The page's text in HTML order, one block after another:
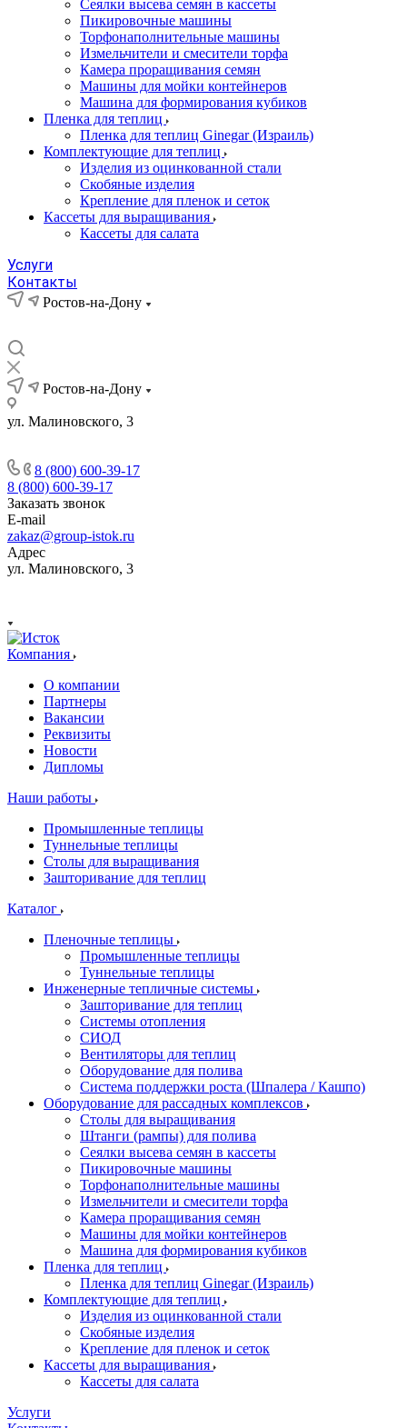
Сеялки высева семян в кассеты
Пикировочные машины
Торфонаполнительные машины
Измельчители и смесители торфа
Камера проращивания семян
Машины для мойки контейнеров
Машина для формирования кубиков
Пленка для теплиц
Пленка для теплиц Ginegar (Израиль)
Комплектующие для теплиц
Изделия из оцинкованной стали
Скобяные изделия
Крепление для пленок и сеток
Кассеты для выращивания
Кассеты для салата
Услуги
Контакты
Ростов-на-Дону
Ростов-на-Дону
ул. Малиновского, 3
8 (800) 600-39-17
8 (800) 600-39-17
Заказать звонок
E-mail
zakaz@group-istok.ru
Адрес
ул. Малиновского, 3
Компания
О компании
Партнеры
Вакансии
Реквизиты
Новости
Дипломы
Наши работы
Промышленные теплицы
Туннельные теплицы
Столы для выращивания
Зашторивание для теплиц
Каталог
Пленочные теплицы
Промышленные теплицы
Туннельные теплицы
Инженерные тепличные системы
Зашторивание для теплиц
Системы отопления
СИОД
Вентиляторы для теплиц
Оборудование для полива
Система поддержки роста (Шпалера / Кашпо)
Оборудование для рассадных комплексов
Столы для выращивания
Штанги (рампы) для полива
Сеялки высева семян в кассеты
Пикировочные машины
Торфонаполнительные машины
Измельчители и смесители торфа
Камера проращивания семян
Машины для мойки контейнеров
Машина для формирования кубиков
Пленка для теплиц
Пленка для теплиц Ginegar (Израиль)
Комплектующие для теплиц
Изделия из оцинкованной стали
Скобяные изделия
Крепление для пленок и сеток
Кассеты для выращивания
Кассеты для салата
Услуги